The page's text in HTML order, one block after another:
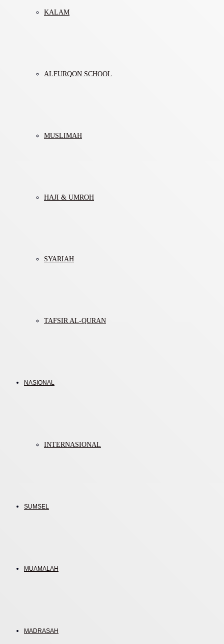
KALAM
ALFURQON SCHOOL
MUSLIMAH
HAJI & UMROH
SYARIAH
TAFSIR AL-QURAN
NASIONAL
INTERNASIONAL
SUMSEL
MUAMALAH
MADRASAH